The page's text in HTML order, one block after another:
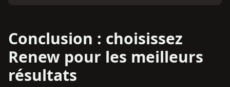
Conclusion : choisissez
Renew pour les meilleurs
résultats